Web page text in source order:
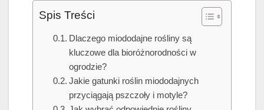
Spis Treści
Dlaczego miododajne rośliny są
kluczowe dla bioróżnorodności w
ogrodzie?
Jakie gatunki roślin miododajnych
przyciągają pszczoły i motyle?